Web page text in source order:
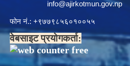
info@ajirkotmun.gov.np
फोन नं.: ‍‌+९७७९८५६०१००५५
वेबसाइट प्रयोगकर्ता: